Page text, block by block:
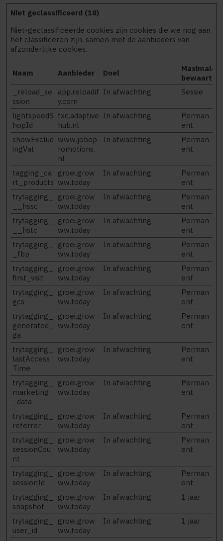
Niet geclassificeerd (18)
Niet-geclassificeerde cookies zijn cookies die we nog aan
het classificeren zijn, samen met de aanbieders van
afzonderlijke cookies.
Naam Aanbieder Doel
Maximale
_reload_se
ssion
app.reloadif
y.com
In afwachting Sessie
lightspeedS
hopId
txc.adaptive
hub.nl
In afwachting
Perman
ent
showExclud
ingVat
www.jobop
romotions.
nl
In afwachting
Perman
ent
tagging_ca
rt_products
groei.grow
ww.today
In afwachting
Perman
ent
trytagging_
__hssc
groei.grow
ww.today
In afwachting
Perman
ent
trytagging_
__hstc
groei.grow
ww.today
In afwachting
Perman
ent
trytagging_
_fbp
groei.grow
ww.today
In afwachting
Perman
ent
trytagging_
first_visit
groei.grow
ww.today
In afwachting
Perman
ent
trytagging_
gcs
groei.grow
ww.today
In afwachting
Perman
ent
trytagging_
generated_
ga
groei.grow
ww.today
In afwachting
Perman
ent
trytagging_
lastAccess
Time
groei.grow
ww.today
In afwachting
Perman
ent
trytagging_
marketing
_data
groei.grow
ww.today
In afwachting
Perman
ent
trytagging_
referrer
groei.grow
ww.today
In afwachting
Perman
ent
trytagging_
sessionCou
nt
groei.grow
ww.today
In afwachting
Perman
ent
trytagging_
sessionId
groei.grow
ww.today
In afwachting
Perman
ent
trytagging_
snapshot
groei.grow
ww.today
In afwachting 1 jaar
trytagging_
user_id
groei.grow
ww.today
In afwachting 1 jaar